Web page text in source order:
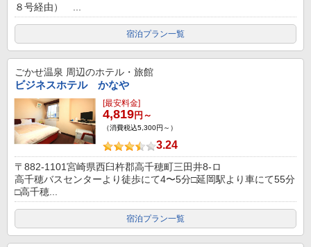
８号経由） ...
宿泊プラン一覧
ごかせ温泉 周辺のホテル・旅館
ビジネスホテル かなや
[最安料金]
4,819円～
（消費税込5,300円～）
3.24
〒882-1101宮崎県西臼杵郡高千穂町三田井8-ロ
高千穂バスセンターより徒歩にて4〜5分□延岡駅より車にて55分
□高千穂...
宿泊プラン一覧